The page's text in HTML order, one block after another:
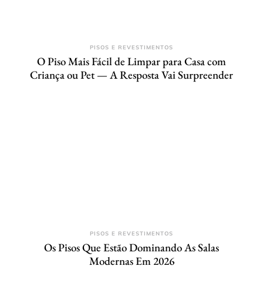
PISOS E REVESTIMENTOS
O Piso Mais Fácil de Limpar para Casa com
Criança ou Pet — A Resposta Vai Surpreender
PISOS E REVESTIMENTOS
Os Pisos Que Estão Dominando As Salas
Modernas Em 2026